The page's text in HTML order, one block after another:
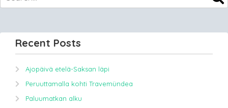
Recent Posts
Ajopäivä etelä-Saksan läpi
Peruuttamalla kohti Travemündea
Paluumatkan alku